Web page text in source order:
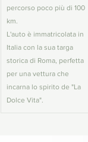
percorso poco più di 100
km.
L'auto è immatricolata in
Italia con la sua targa
storica di Roma, perfetta
per una vettura che
incarna lo spirito de "La
Dolce Vita".